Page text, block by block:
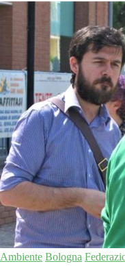
Ambiente Bologna